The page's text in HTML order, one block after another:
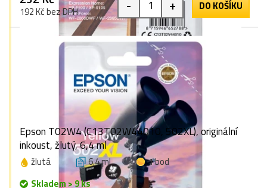
192 Kč bez DPH - + DO KOŠÍKU
Epson T02W4 (C13T02W44010, 502XL), originální
inkoust, žlutý, 6,4 ml
žlutá 6,4 ml
1 bod
Skladem > 9 ks